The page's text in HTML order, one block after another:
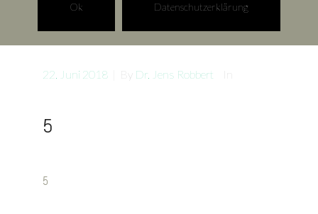
22. Juni 2018 Dr. Jens Robbert In
5
5
Ok Datenschutzerklärung